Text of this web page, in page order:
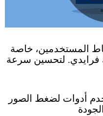
المستخدمين، خاصة
فرايدي. لتحسين سرعة
أدوات لضغط الصور